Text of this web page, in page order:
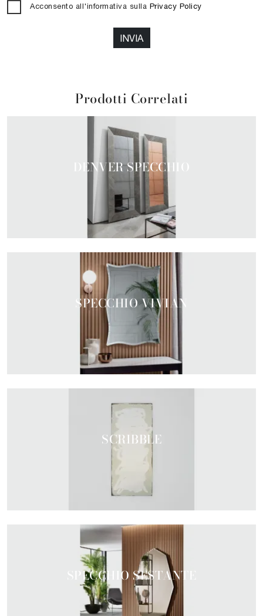
Prodotti Correlati
DENVER SPECCHIO
SPECCHIO VIVIAN
SCRIBBLE
SPECCHIO SESTANTE
Acconsento all'informativa sulla Privacy Policy
INVIA